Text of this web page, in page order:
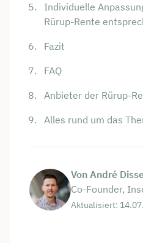
Individuelle
Rürup-Rente
Fazit
FAQ
Anbieter der Rürup-
Alles rund um das
Von André
Co-Founder,
Aktualisiert: